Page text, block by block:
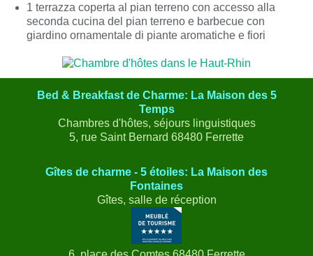
1 terrazza coperta al pian terreno con accesso alla
seconda cucina del pian terreno e barbecue con
giardino ornamentale di piante aromatiche e fiori
Bed & Breakfast de Charme: La Maison des 5
Temps
Chambres d'hôtes, séjours linguistiques
5, rue Saint Bernard 68480 Ferrette
Gîtes de charme - 5 étoiles: La Maison des
Fontaines
Gîtes, salle de réception